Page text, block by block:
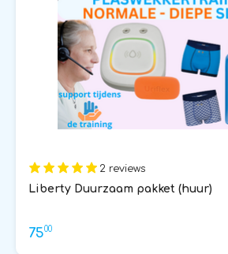
2 reviews
Liberty Duurzaam pakket (huur)
7500